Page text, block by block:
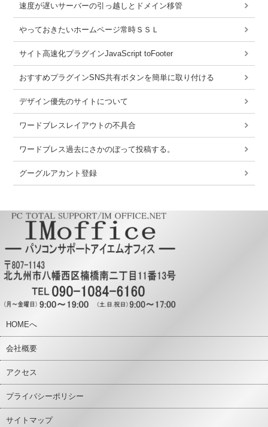
速度が遅いサーバーの引っ越しとドメイン移管
やっておきたいホームページ常時ＳＳＬ
サイト高速化プラグインJavaScript toFooter
おすすめプラグインSNS共有ボタンを簡単に取り付ける
デザイン優先のサイトについて
ワードブレスレイアウトの不具合
ワードブレス過去にさかのぼって投稿する。
グーグルアカント登録
HOMEへ
会社概要
アクセス
プライバシーポリシー
サイトマップ